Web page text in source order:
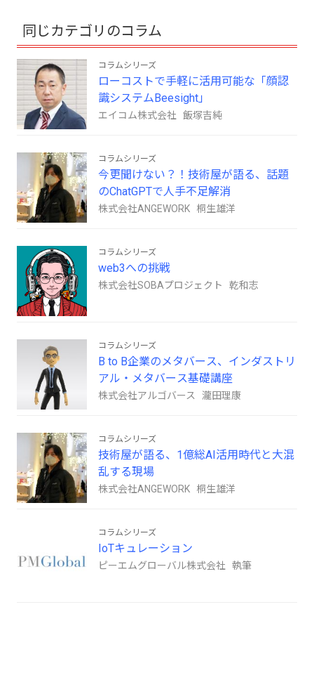
同じカテゴリのコラム
コラムシリーズ
ローコストで手軽に活用可能な「顔認
識システムBeesight」
エイコム株式会社 飯塚吉純
コラムシリーズ
今更聞けない？！技術屋が語る、話題
のChatGPTで人手不足解消
株式会社ANGEWORK 桐生雄洋
コラムシリーズ
web3への挑戦
株式会社SOBAプロジェクト 乾和志
コラムシリーズ
B to B企業のメタバース、インダストリ
アル・メタバース基礎講座
株式会社アルゴバース 瀧田理康
コラムシリーズ
技術屋が語る、1億総AI活用時代と大混
乱する現場
株式会社ANGEWORK 桐生雄洋
コラムシリーズ
IoTキュレーション
ピーエムグローバル株式会社 執筆